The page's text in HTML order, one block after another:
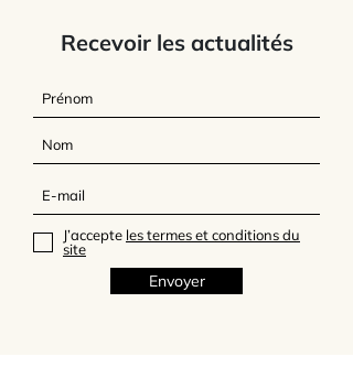
Recevoir les actualités
J’accepte les termes et conditions du
site
Envoyer